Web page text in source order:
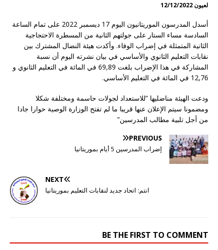
لعيون 12/12/2022
أسدل المدرسون الموريتانيون اليوم 17 ديسمبر 2022 على تمام الساعة
السادسة مساء الستار على جولتهم الثانية من المسطرة الاحتجاجية
الثانية المتمثلة في إضراب الوفاء. وأكدت هيئة النضال المشترك بين
نقابات التعليم الثانوي والأساسي في بيان نشرته اليوم أن نسبة
المشاركة في هذا الإضراب بلغت 69,89 في المائة في التعليم الثانوي و
12,76 في المائة في التعليم الأساسي.
ودعت الهيئة مناضليها “للاستعداد لجولات حاسمة ومختلفة شكلا
ومضمونا سيتم الإعلان عنها قريبا ما لم تفتح الوزارة الوصية حوارا جادا
من أجل تلبية مطالب المدرسين”
PREVIOUS
إضراب المدرسين 5 أيام بموريتانيا
NEXT
انتم: اتحاد جديد لنقابات التعليم بموريتانيا
BE THE FIRST TO COMMENT